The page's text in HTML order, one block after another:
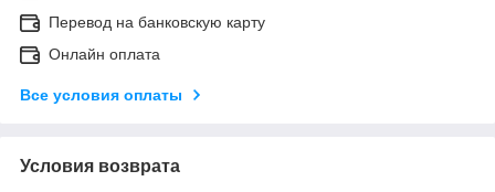
Перевод на банковскую карту
Онлайн оплата
Все условия оплаты
Условия возврата